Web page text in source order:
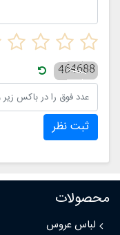
ثبت نظر
محصولات
لباس عروس